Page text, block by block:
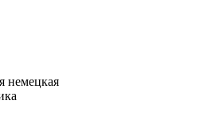
немецкая